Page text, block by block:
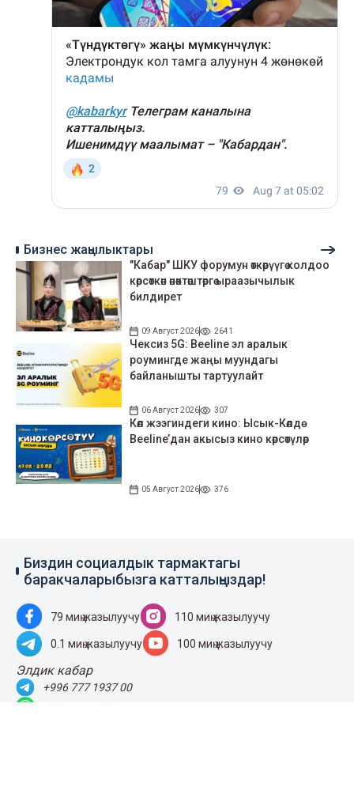
Бизнес жаңылыктары
"Кабар" ШКУ форумун өткөрүүгө колдоо
көрсөткөн өнөктөштөргө ыраазычылык
билдирет
09 Август 2026 2641
Чексиз 5G: Beeline эл аралык
роумингде жаңы муундагы
байланышты тартуулайт
06 Август 2026 307
Көл жээгиндеги кино: Ысык-Көлдө
Beeline’дан акысыз кино көрсөтүлөр
05 Август 2026 376
Биздин социалдык тармактагы
баракчаларыбызга катталыңыздар!
79 миң жазылуучу 110 миң жазылуучу
0.1 миң жазылуучу 100 миң жазылуучу
Элдик кабар
+996 777 1937 00